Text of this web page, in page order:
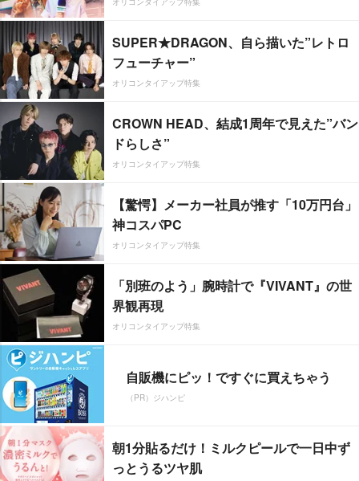
SUPER★DRAGON、自ら描いた”レトロ
フューチャー”
オリコンタイアップ特集
CROWN HEAD、結成1周年で見えた”バン
ドらしさ”
オリコンタイアップ特集
【驚愕】メーカー社員が推す「10万円台」
神コスパPC
オリコンタイアップ特集
「別班のよう」腕時計で『VIVANT』の世
界観再現
オリコンタイアップ特集
自販機にピッ！ですぐに買えちゃう
（PR）ジハンピ
朝1分貼るだけ！ミルクピールで一日中ず
っとうるツヤ肌